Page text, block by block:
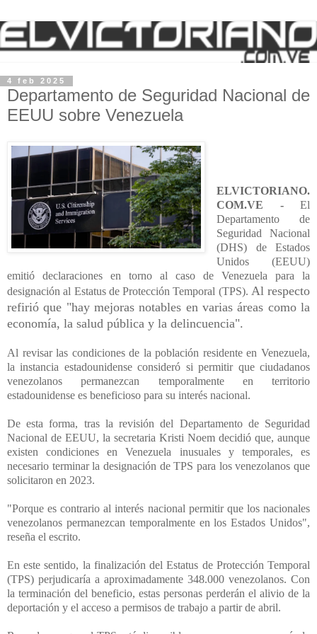
4 feb 2025
Departamento de Seguridad Nacional de
EEUU sobre Venezuela
ELVICTORIANO.
COM.VE -El
Departamento de
Seguridad Nacional
(DHS) de Estados
Unidos (EEUU)
emitió declaraciones en torno al caso de Venezuela para la
designación al Estatus de Protección Temporal (TPS). Al respecto
refirió que "hay mejoras notables en varias áreas como la
economía, la salud pública y la delincuencia".
Al revisar las condiciones de la población residente en Venezuela,
la instancia estadounidense consideró si permitir que ciudadanos
venezolanos permanezcan temporalmente en territorio
estadounidense es beneficioso para su interés nacional.
De esta forma, tras la revisión del Departamento de Seguridad
Nacional de EEUU, la secretaria Kristi Noem decidió que, aunque
existen condiciones en Venezuela inusuales y temporales, es
necesario terminar la designación de TPS para los venezolanos que
solicitaron en 2023.
"Porque es contrario al interés nacional permitir que los nacionales
venezolanos permanezcan temporalmente en los Estados Unidos",
reseña el escrito.
En este sentido, la finalización del Estatus de Protección Temporal
(TPS) perjudicaría a aproximadamente 348.000 venezolanos. Con
la terminación del beneficio, estas personas perderán el alivio de la
deportación y el acceso a permisos de trabajo a partir de abril.